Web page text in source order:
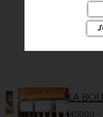
devient
LA
45000 -